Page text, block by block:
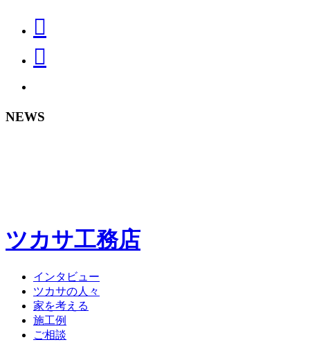
NEWS
ツカサ工務店
インタビュー
ツカサの人々
家を考える
施工例
ご相談